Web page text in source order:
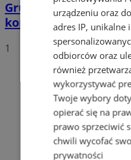
Grupa
kompletnie pijanego
1
urządzeniu oraz
adres IP,
odbiorców oraz
również
wykorzystywać
Twoje wybory
opierać się na
prawo sprzeciwić
chwili wycofać
prywatności